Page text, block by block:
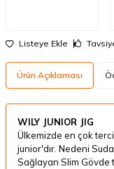
Listeye Ekle
Ürün Açıklaması
WILY JUNIOR JIG
Ülkemizde en çok
junior'dır. Nedeni
Sağlayan Slim Gövde